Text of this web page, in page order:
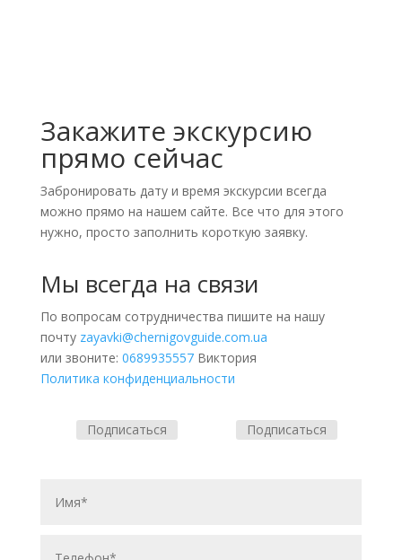
Закажите экскурсию
прямо сейчас
Забронировать дату и время экскурсии всегда
можно прямо на нашем сайте. Все что для этого
нужно, просто заполнить короткую заявку.
Мы всегда на связи
По вопросам сотрудничества пишите на нашу
почту zayavki@chernigovguide.com.ua
или звоните: 0689935557Виктория
Политика конфиденциальности
Подписаться Подписаться